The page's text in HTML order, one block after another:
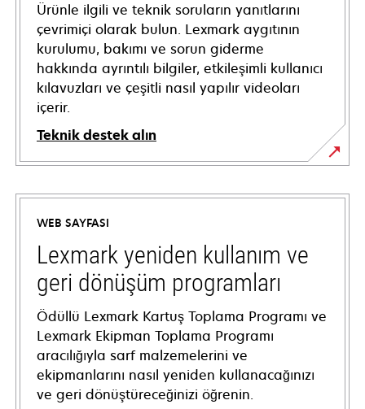
Ürünle ilgili ve teknik soruların yanıtlarını
çevrimiçi olarak bulun. Lexmark aygıtının
kurulumu, bakımı ve sorun giderme
hakkında ayrıntılı bilgiler, etkileşimli kullanıcı
kılavuzları ve çeşitli nasıl yapılır videoları
içerir.
Teknik destek alın
opens
in
new
tab
WEB SAYFASI
Lexmark yeniden kullanım ve
geri dönüşüm programları
Ödüllü Lexmark Kartuş Toplama Programı ve
Lexmark Ekipman Toplama Programı
aracılığıyla sarf malzemelerini ve
ekipmanlarını nasıl yeniden kullanacağınızı
ve geri dönüştüreceğinizi öğrenin.